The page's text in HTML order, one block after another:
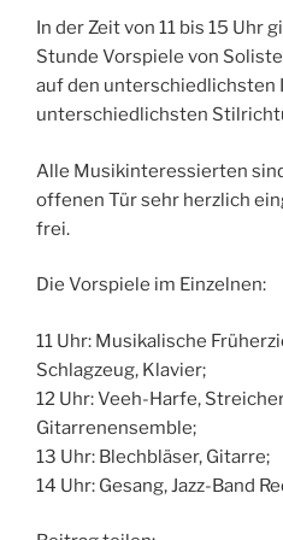
In der Zeit von 11 bis 15 Uhr
Stunde Vorspiele von
auf den unterschiedlichsten
unterschiedlichsten
Alle Musikinteressierten
offenen Tür sehr herzlich
frei.
Die Vorspiele im Einzelnen:
11 Uhr: Musikalische
Schlagzeug, Klavier;
12 Uhr: Veeh-Harfe,
Gitarrenensemble;
13 Uhr: Blechbläser, Gitarre;
14 Uhr: Gesang, Jazz-Band